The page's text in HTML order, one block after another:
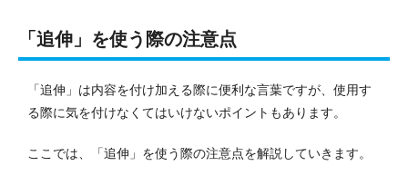
「追伸」を使う際の注意点
「追伸」は内容を付け加える際に便利な言葉ですが、使用す
る際に気を付けなくてはいけないポイントもあります。
ここでは、「追伸」を使う際の注意点を解説していきます。